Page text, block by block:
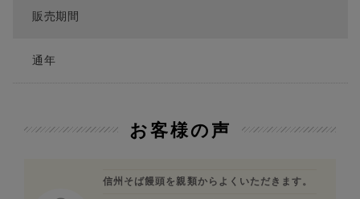
販売期間
通年
お客様の声
信州そば饅頭を親類からよくいただきます。